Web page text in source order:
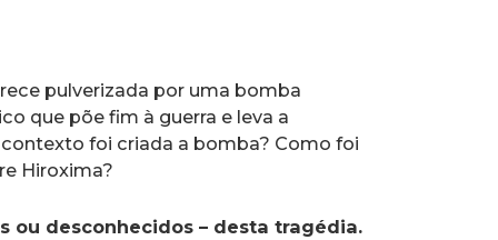
pulverizada por uma bomba
que põe fim à guerra e leva a
foi criada a bomba? Como foi
Hiroxima?
ou desconhecidos – desta tragédia.